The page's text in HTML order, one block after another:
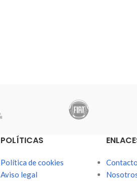
POLÍTICAS
Política de cookies
Aviso legal